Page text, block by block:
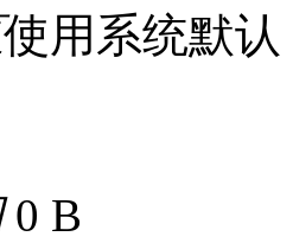
使用系统默认
0 B